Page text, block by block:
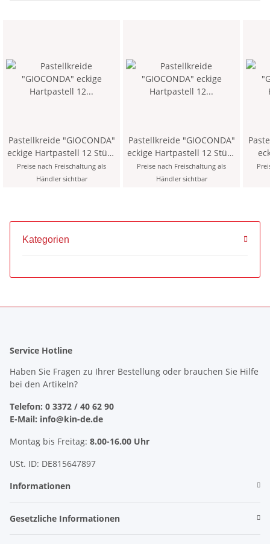
Pastellkreide "GIOCONDA"
eckige Hartpastell 12 Stück
- 101 / Titanium White -
Preise nach Freischaltung als
Händler sichtbar
Pastellkreide "GIOCONDA"
eckige Hartpastell 12 Stück
- 119 / Zinc Yellow -
Preise nach Freischaltung als
Händler sichtbar
Stück -
Kategorien
Service Hotline
Haben Sie Fragen zu Ihrer Bestellung oder brauchen Sie Hilfe
bei den Artikeln?
Telefon: 0 3372 / 40 62 90
E-Mail: info@kin-de.de
Montag bis Freitag: 8.00-16.00 Uhr
USt. ID: DE815647897
Informationen
Gesetzliche Informationen